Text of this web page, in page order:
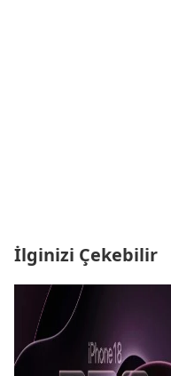
İlginizi Çekebilir